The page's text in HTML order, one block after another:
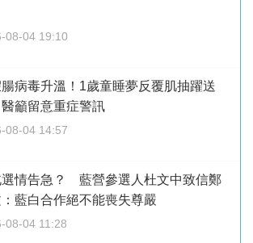
08-04 19:10
病毒升溫！1歲童睡夢反覆肌抽躍送
籲留意重症警訊
08-04 14:57
選情告急？ 藍營參選人杜文中致信鄭
：藍白合作絕不能喪失尊嚴
08-04 11:28